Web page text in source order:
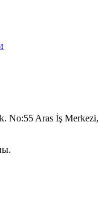
No:55 Aras İş Merkezi,